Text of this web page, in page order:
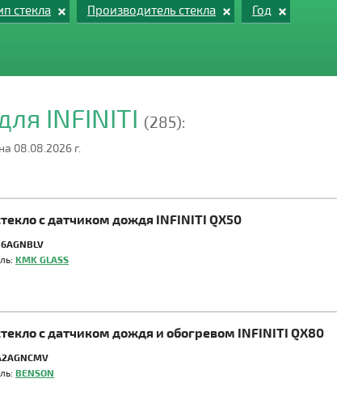
стекла Производитель стекла Год
INFINITI (285):
08.08.2026 г.
с датчиком дождя INFINITI QX50
KMK GLASS
с датчиком дождя и обогревом INFINITI QX80
BENSON